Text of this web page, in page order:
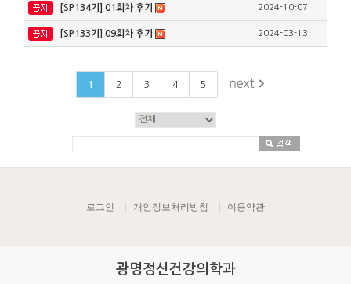
[SP134기] 01회차 후기 2024-10-07
[SP133기] 09회차 후기 2024-03-13
1 2 3 4 5
로그인 개인정보처리방침 이용약관
광명정신건강의학과